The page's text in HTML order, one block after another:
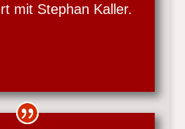
mit Stephan Kaller.